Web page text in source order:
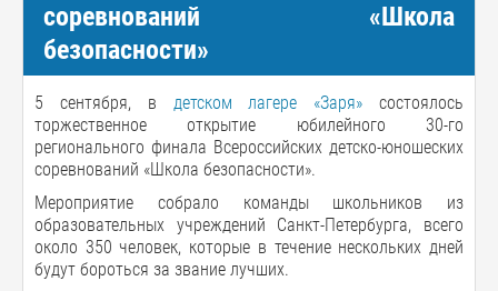
соревнований «Школа
безопасности»
5 сентября, в детском лагере «Заря» состоялось
торжественное открытие юбилейного 30-го
регионального финала Всероссийских детско-юношеских
соревнований «Школа безопасности».
Мероприятие собрало команды школьников из
образовательных учреждений Санкт-Петербурга, всего
около 350 человек, которые в течение нескольких дней
будут бороться за звание лучших.